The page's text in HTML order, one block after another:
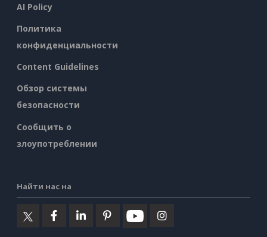
AI Policy
Политика
конфиденциальности
Content Guidelines
Обзор системы
безопасности
Сообщить о
злоупотреблении
Найти нас на